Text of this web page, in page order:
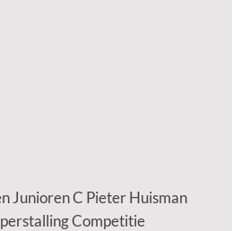
Junioren C Pieter Huisman
Competitie